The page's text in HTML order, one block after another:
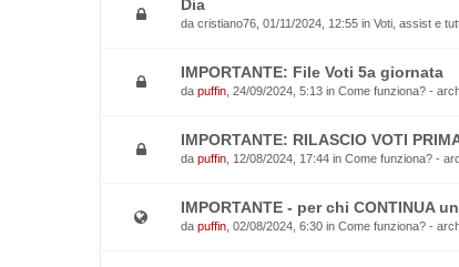
Dia
da cristiano76 , 01/11/2024, 12:55 in Voti, assist e
IMPORTANTE: File Voti 5a giornata
da puffin , 24/09/2024, 5:13 in Come funziona? -
IMPORTANTE: RILASCIO VOTI
da puffin , 12/08/2024, 17:44 in Come funziona? -
IMPORTANTE - per chi CONTINUA
da puffin , 02/08/2024, 6:30 in Come funziona? -